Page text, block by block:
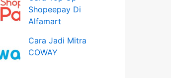
Shopeepay Di
Alfamart
Cara Jadi Mitra
COWAY